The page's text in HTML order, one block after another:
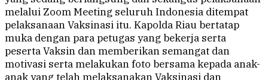
melalui Zoom Meeting seluruh Indonesia ditempat
pelaksanaan Vaksinasi itu. Kapolda Riau bertatap
muka dengan para petugas yang bekerja serta
peserta Vaksin dan memberikan semangat dan
motivasi serta melakukan foto bersama kepada anak-
anak yang telah melaksanakan Vaksinasi dan